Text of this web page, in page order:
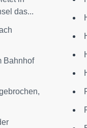
das...
Bahnhof